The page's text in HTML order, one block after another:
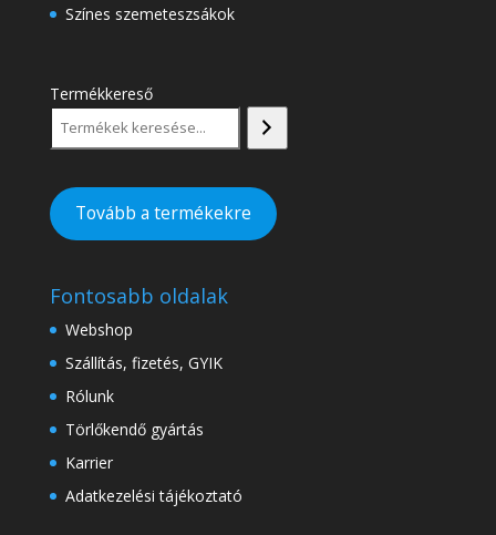
Színes szemeteszsákok
Termékkereső
Tovább a termékekre
Fontosabb oldalak
Webshop
Szállítás, fizetés, GYIK
Rólunk
Törlőkendő gyártás
Karrier
Adatkezelési tájékoztató